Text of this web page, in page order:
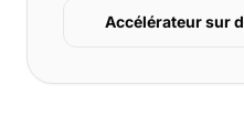
Accélérateur sur